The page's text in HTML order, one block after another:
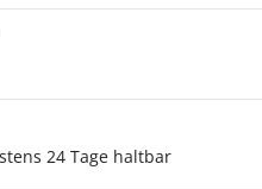
24 Tage haltbar